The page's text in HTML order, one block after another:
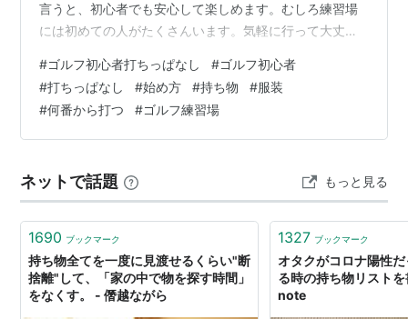
言うと、初心者でも安心して楽しめます。むしろ練習場
には初めての人がたくさんいます。気軽に行って大丈夫
知っておきたいポイントをまとめて紹介します。 ゴルフ
打ちっぱなし初心者恥ずかしい？1人でも安心して楽しむ
対策 周囲は自分のスイングをそれほど見ていない 空いて
いる平日の昼間や早朝に練習する ゴルフ打ちっぱなし初
ルがある練習場を選べば手ぶらで可能 …
#ゴルフ初心者打ちっぱなし #ゴルフ初心者
#打ちっぱなし #始め方 #持ち物 #服装
#何番から打つ #ゴルフ練習場
ネットで話題 もっと見る
1690 ブックマーク
持ち物全てを一度に見渡せるくらい"断
捨離"して、「家の中で物を探す時間」
をなくす。 - 僭越ながら
1327 ブックマーク
オタクがコロナ陽性
る時の持ち物リスト
note